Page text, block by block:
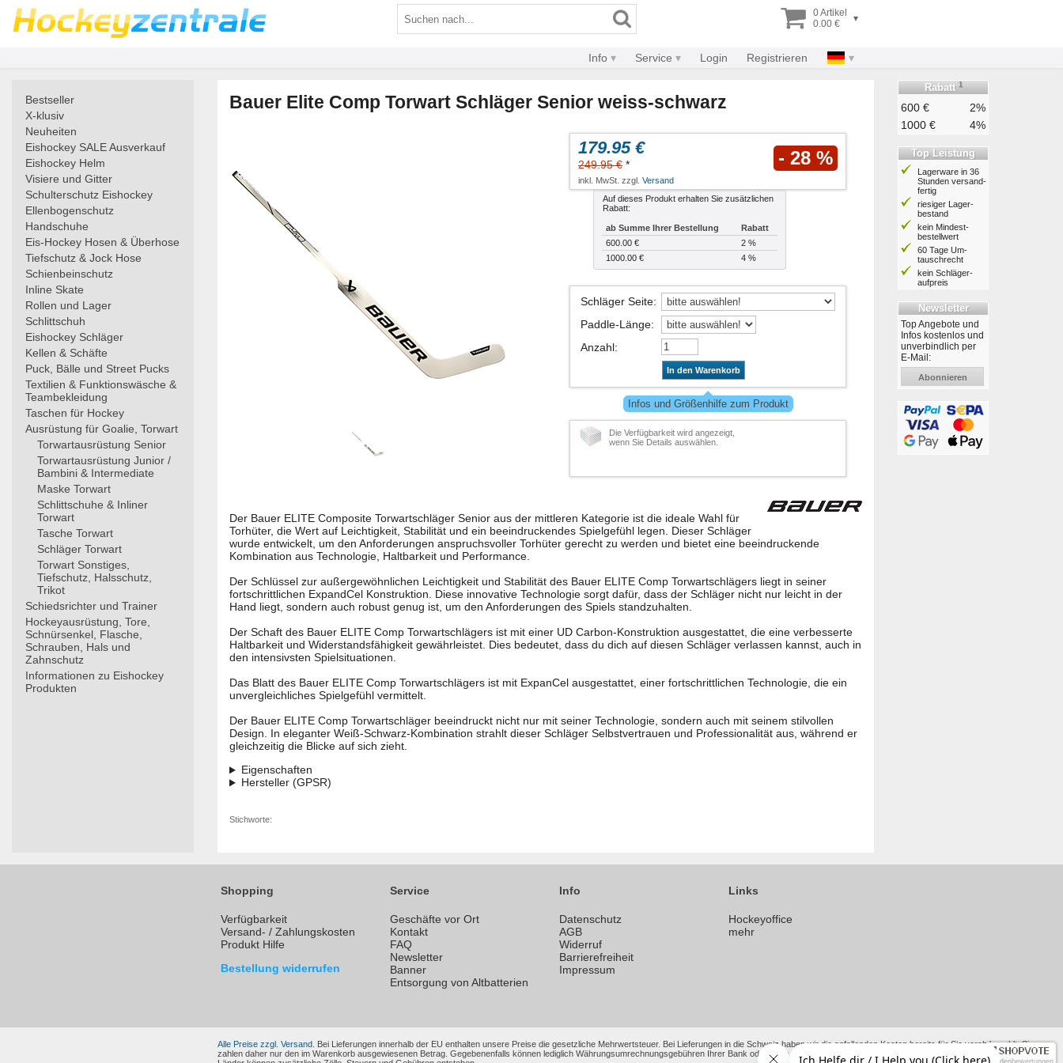
0 Artikel
0.00 €
▾
Info Service Login Registrieren
Bestseller
X-klusiv
Neuheiten
Eishockey SALE Ausverkauf
Eishockey Helm
Visiere und Gitter
Schulterschutz Eishockey
Ellenbogenschutz
Handschuhe
Eis-Hockey Hosen & Überhose
Tiefschutz & Jock Hose
Schienbeinschutz
Inline Skate
Rollen und Lager
Schlittschuh
Eishockey Schläger
Kellen & Schäfte
Puck, Bälle und Street Pucks
Textilien & Funktionswäsche &
Teambekleidung
Taschen für Hockey
Ausrüstung für Goalie, Torwart
Torwartausrüstung Senior
Torwartausrüstung Junior /
Bambini & Intermediate
Maske Torwart
Schlittschuhe & Inliner
Torwart
Tasche Torwart
Schläger Torwart
Torwart Sonstiges,
Tiefschutz, Halsschutz,
Trikot
Schiedsrichter und Trainer
Hockeyausrüstung, Tore,
Schnürsenkel, Flasche,
Schrauben, Hals und
Zahnschutz
Informationen zu Eishockey
Produkten
Bauer Elite Comp Torwart Schläger Senior weiss-schwarz
179.95 €
249.95 € * - 28 %
inkl. MwSt. zzgl. Versand
Auf dieses Produkt erhalten Sie zusätzlichen
Rabatt:
ab Summe Ihrer Bestellung
Rabatt
600.00 €
2 %
1000.00 €
4 %
Schläger Seite:
Paddle-Länge:
Anzahl:
In den Warenkorb
Infos und Größenhilfe zum Produkt
Die Verfügbarkeit wird angezeigt,
wenn Sie Details auswählen.
Der Bauer ELITE Composite Torwartschläger Senior aus der mittleren Kategorie ist die ideale Wahl für
Torhüter, die Wert auf Leichtigkeit, Stabilität und ein beeindruckendes Spielgefühl legen. Dieser Schläger
wurde entwickelt, um den Anforderungen anspruchsvoller Torhüter gerecht zu werden und bietet eine beeindruckende
Kombination aus Technologie, Haltbarkeit und Performance.
Der Schlüssel zur außergewöhnlichen Leichtigkeit und Stabilität des Bauer ELITE Comp Torwartschlägers liegt in seiner
fortschrittlichen ExpandCel Konstruktion. Diese innovative Technologie sorgt dafür, dass der Schläger nicht nur leicht in der
Hand liegt, sondern auch robust genug ist, um den Anforderungen des Spiels standzuhalten.
Der Schaft des Bauer ELITE Comp Torwartschlägers ist mit einer UD Carbon-Konstruktion ausgestattet, die eine verbesserte
Haltbarkeit und Widerstandsfähigkeit gewährleistet. Dies bedeutet, dass du dich auf diesen Schläger verlassen kannst, auch in
den intensivsten Spielsituationen.
Das Blatt des Bauer ELITE Comp Torwartschlägers ist mit ExpanCel ausgestattet, einer fortschrittlichen Technologie, die ein
unvergleichliches Spielgefühl vermittelt.
Der Bauer ELITE Comp Torwartschläger beeindruckt nicht nur mit seiner Technologie, sondern auch mit seinem stilvollen
Design. In eleganter Weiß-Schwarz-Kombination strahlt dieser Schläger Selbstvertrauen und Professionalität aus, während er
gleichzeitig die Blicke auf sich zieht.
Eigenschaften
Hersteller (GPSR)
Stichworte:
Rabatt 1
600 €
2%
1000 €
4%
Top Leistung
Lagerware in 36
Stunden ver­sand­
fertig
riesiger Lager­
bestand
kein Mindest­
bestell­wert
60 Tage Um­
tausch­recht
kein Schläger­
aufpreis
Newsletter
Top Angebote und
Infos kostenlos und
unverbindlich per
E-Mail:
Abonnieren
Shopping
Verfügbarkeit
Versand- / Zahlungskosten
Produkt Hilfe
Bestellung widerrufen
Service
Geschäfte vor Ort
Kontakt
FAQ
Newsletter
Banner
Entsorgung von Altbatterien
Info
Datenschutz
AGB
Widerruf
Barrierefreiheit
Impressum
Links
Hockeyoffice
mehr
Alle Preise zzgl. Versand. Bei Lieferungen innerhalb der EU enthalten unsere Preise die gesetzliche Mehrwertsteuer. Bei Lieferungen in die Schweiz haben wir die anfallenden Kosten bereits für Sie vorab bezahlt. Sie
zahlen daher nur den im Warenkorb ausgewiesenen Betrag. Gegebenenfalls können lediglich Währungsumrechnungsgebühren Ihrer Bank oder Ihres Kreditkartenanbieters anfallen. Bei Lieferungen in andere Nicht-EU-
Kundenbewertungen